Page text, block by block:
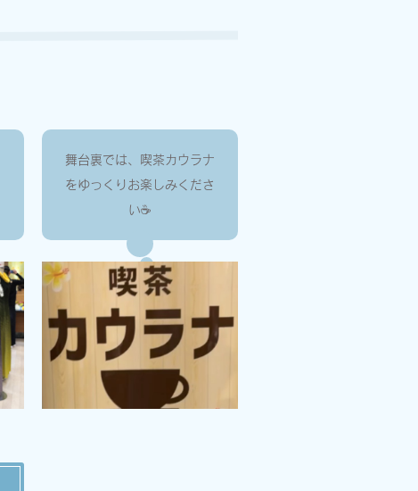
舞台裏では、喫茶カウラナ
をゆっくりお楽しみくださ
い☕